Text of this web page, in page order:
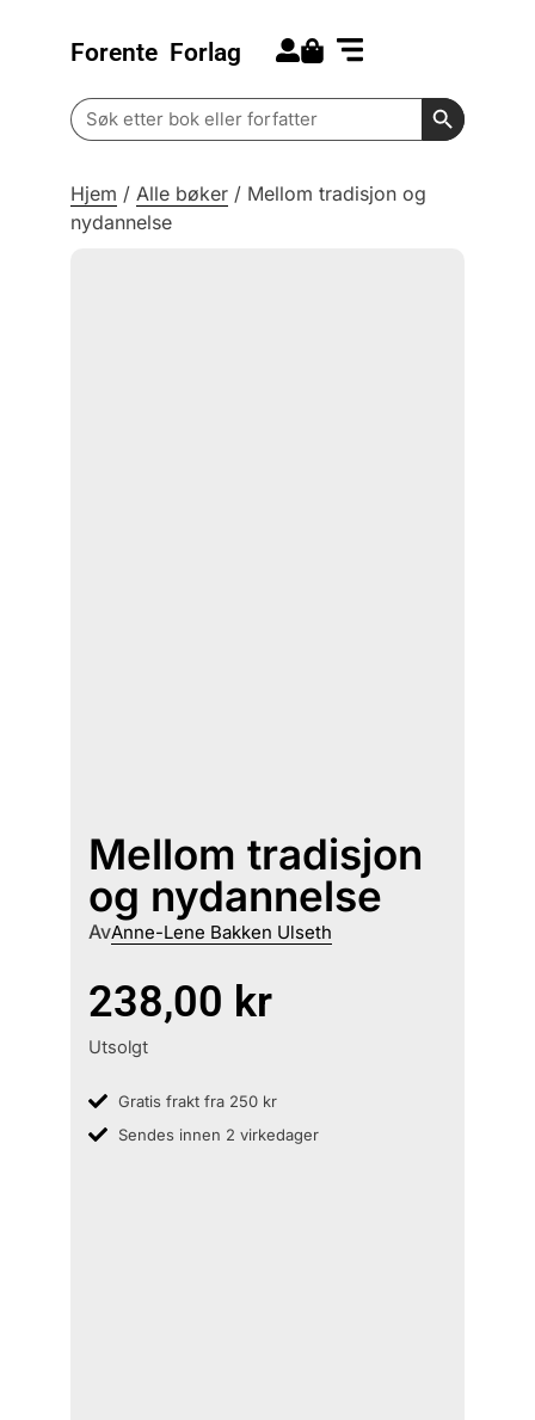
Forente Forlag
Search
for:
Search
Hjem / Alle bøker / Mellom tradisjon og
nydannelse
Mellom tradisjon
og nydannelse
AvAnne-Lene Bakken Ulseth
238,00 kr
Utsolgt
Gratis frakt fra 250 kr
Sendes innen 2 virkedager